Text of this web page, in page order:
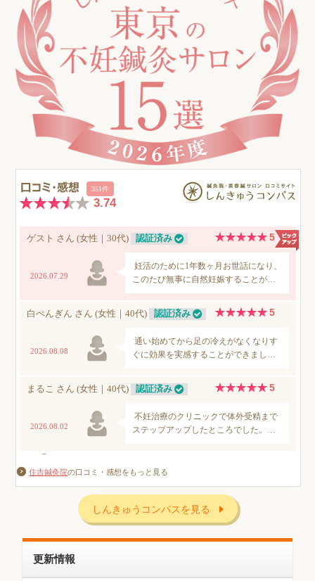
住吉鍼灸院の口コミ・感想をもっと見る
しんきゅうコンパスを見る
更新情報